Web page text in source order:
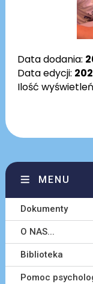
Data dodania:
Data edycji:
Ilość
MENU
Dokumenty
O NAS...
Biblioteka
Pomoc